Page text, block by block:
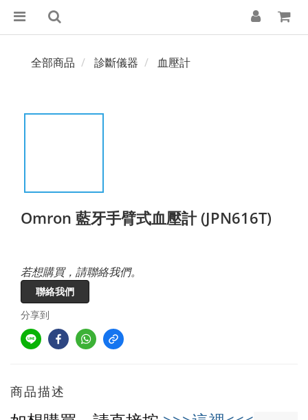
全部商品 診斷儀器 血壓計
Omron 藍牙手臂式血壓計 (JPN616T)
若想購買，請聯絡我們。
聯絡我們
分享到
商品描述